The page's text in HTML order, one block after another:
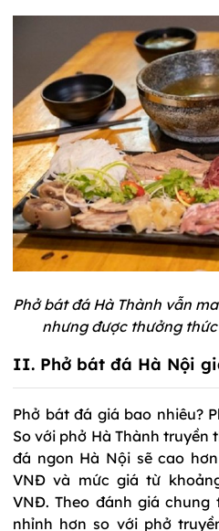
Phở bát đá Hà Thành vẫn
nhưng được thưởng
II. Phở bát đá Hà Nội
Phở bát đá giá bao nhiêu?
So với phở Hà Thành
đá ngon Hà Nội sẽ cao
VNĐ và mức giá từ
VNĐ. Theo đánh giá
nhỉnh hơn so với phở